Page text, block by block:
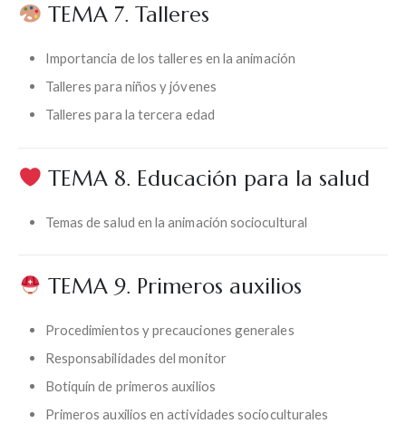
TEMA 7. Talleres
Importancia de los talleres en la animación
Talleres para niños y jóvenes
Talleres para la tercera edad
TEMA 8. Educación para la salud
Temas de salud en la animación sociocultural
TEMA 9. Primeros auxilios
Procedimientos y precauciones generales
Responsabilidades del monitor
Botiquín de primeros auxilios
Primeros auxilios en actividades socioculturales